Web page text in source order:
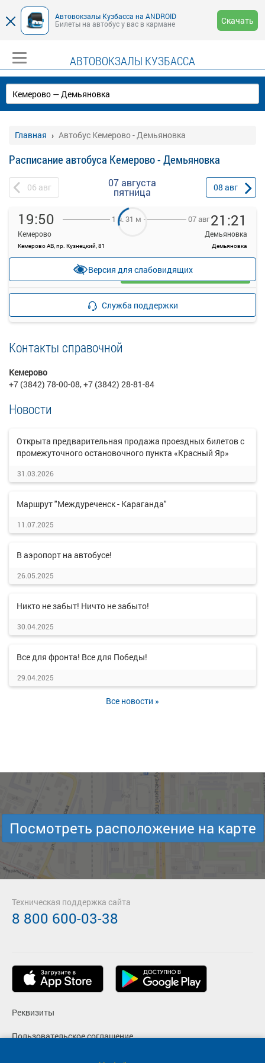
Автовокзалы Кузбасса на ANDROID
Билеты на автобус у вас в кармане
Скачать
АВТОВОКЗАЛЫ КУЗБАССА
Главная Автобус Кемерово - Демьяновка
Расписание автобуса Кемерово - Демьяновка
06 авг 07 августа
пятница 08 авг
19:50
Кемерово
Кемерово АВ, пр. Кузнецкий, 81
1 ч. 31 м 07 авг21:21
Демьяновка
Демьяновка
—
Загрузить цену
Версия для слабовидящих
Служба поддержки
Контакты справочной
Кемерово
+7 (3842) 78-00-08, +7 (3842) 28-81-84
Новости
Открыта предварительная продажа проездных билетов с
промежуточного остановочного пункта «Красный Яр»
31.03.2026
Маршрут "Междуреченск - Караганда"
11.07.2025
В аэропорт на автобусе!
26.05.2025
Никто не забыт! Ничто не забыто!
30.04.2025
Все для фронта! Все для Победы!
29.04.2025
Все новости »
Посмотреть расположение на карте
Реквизиты
Пользовательское соглашение
Политика конфиденциальности
Техническая поддержка сайта
8 800 600-03-38